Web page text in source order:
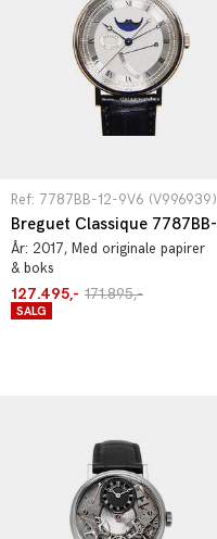
Ref: 7787BB-12-9V6 (V996939)
År: 2017, Med originale papirer
& boks
127.495,- 171.895,-
SALG